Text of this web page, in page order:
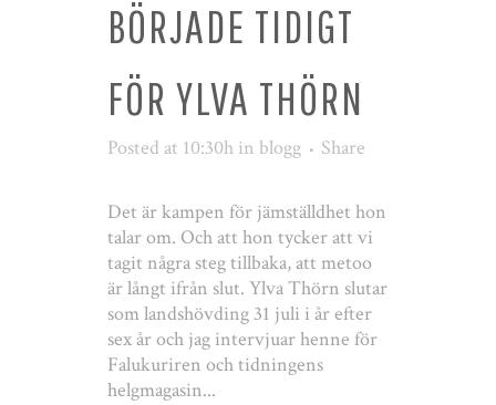
BÖRJADE TIDIGT
FÖR YLVA THÖRN
Posted at 10:30h in blogg Share
Det är kampen för jämställdhet hon
talar om. Och att hon tycker att vi
tagit några steg tillbaka, att metoo
är långt ifrån slut. Ylva Thörn slutar
som landshövding 31 juli i år efter
sex år och jag intervjuar henne för
Falukuriren och tidningens
helgmagasin...